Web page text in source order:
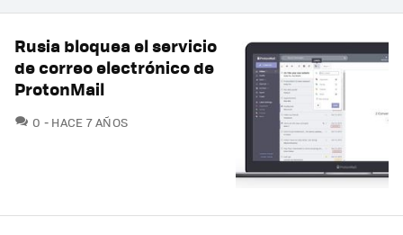
Rusia bloquea el servicio
de correo electrónico de
ProtonMail
0 COMENTARIOS
HACE 7 AÑOS